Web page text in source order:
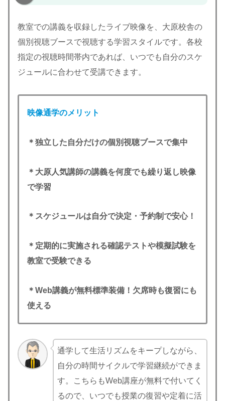
教室での講義を収録したライブ映像を、大原校舎の
個別視聴ブースで視聴する学習スタイルです。各校
指定の視聴時間帯内であれば、いつでも自分のスケ
ジュールに合わせて受講できます。
映像通学のメリット
＊独立した自分だけの個別視聴ブースで集中
＊大原人気講師の講義を何度でも繰り返し映像
で学習
＊スケジュールは自分で決定・予約制で安心！
＊定期的に実施される確認テストや模擬試験を
教室で受験できる
＊Web講義が無料標準装備！欠席時も復習にも
使える
通学して生活リズムをキープしながら、
自分の時間サイクルで学習継続ができま
す。こちらもWeb講座が無料で付いてく
るので、いつでも授業の復習や定着に活